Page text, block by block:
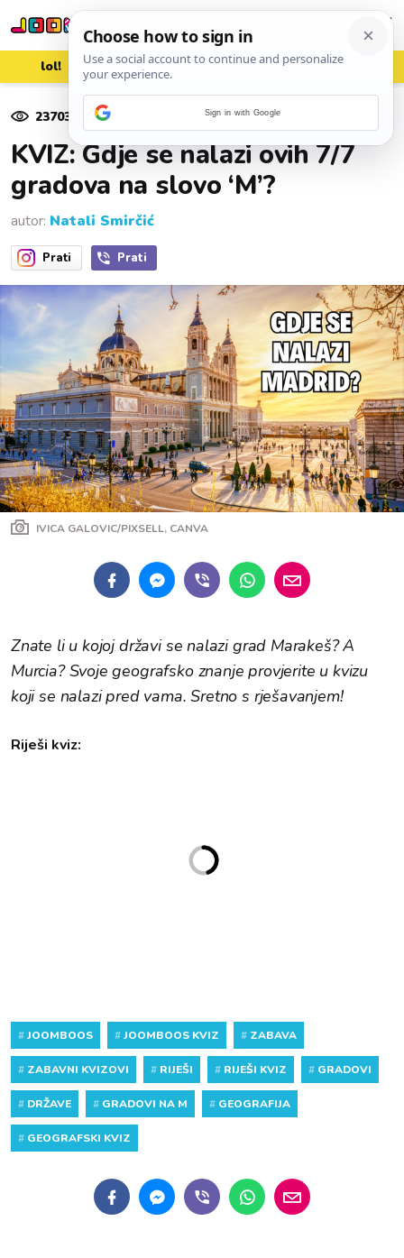
lol! aww vrh! woot?!
23703 pregleda
KVIZ: Gdje se nalazi ovih 7/7
gradova na slovo ‘M’?
autor: Natali Smirčić
Prati Prati
IVICA GALOVIC/PIXSELL, CANVA
Znate li u kojoj državi se nalazi grad Marakeš? A
Murcia? Svoje geografsko znanje provjerite u kvizu
koji se nalazi pred vama. Sretno s rješavanjem!
Riješi kviz:
#JOOMBOOS #JOOMBOOS KVIZ # ZABAVA
# ZABAVNI KVIZOVI # RIJEŠI # RIJEŠI KVIZ # GRADOVI
# DRŽAVE # GRADOVI NA M # GEOGRAFIJA
# GEOGRAFSKI KVIZ
Sign in with Google